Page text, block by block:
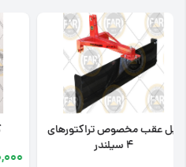
گاو آهن چیزل 11 ردیفه